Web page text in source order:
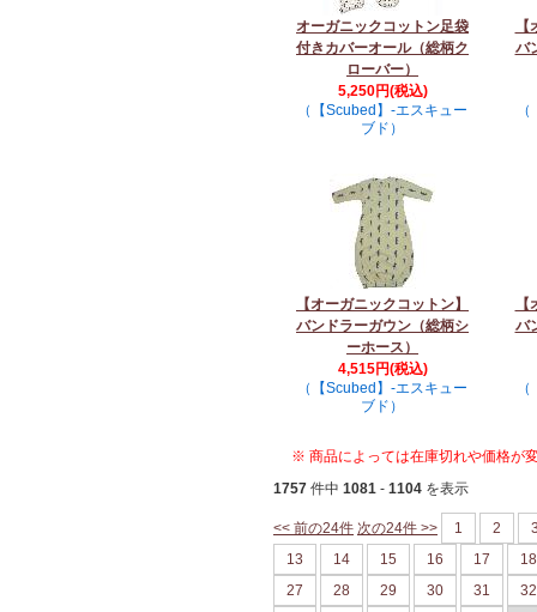
オーガニックコットン足袋
付きカバーオール（総柄ク
ローバー）
5,250円(税込)
（【Scubed】-エスキュー
ブド）
バ
【オーガニックコットン】
バンドラーガウン（総柄シ
ーホース）
4,515円(税込)
（【Scubed】-エスキュー
ブド）
バ
※ 商品によっては在庫切れや価格が
1757 件中 1081 - 1104 を表示
<< 前の24件 次の24件 >> 1 2
13
14 15 16 17
18
27
28 29 30 31 32